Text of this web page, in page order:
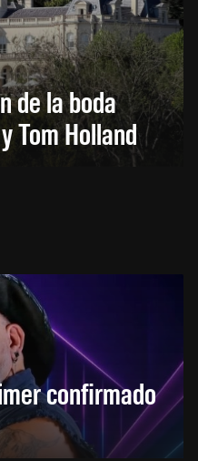
de la boda
Tom Holland
confirmado